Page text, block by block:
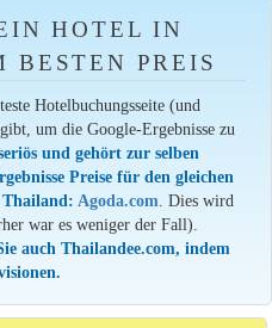
HOTEL IN
PREIS
Hotelbuchungsseite (und
um die Google-Ergebnisse zu
und gehört zur selben
Preise für den gleichen
Agoda.com . Dies wird
war es weniger der Fall).
auch Thailandee.com, indem